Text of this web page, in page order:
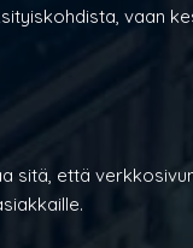
vaan
sitä, että